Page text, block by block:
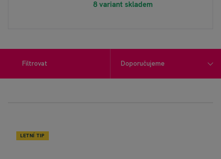
8 variant skladem
Filtrovat
LETNÍ TIP